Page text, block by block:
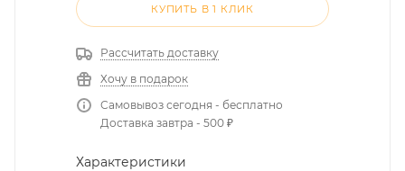
КУПИТЬ В 1 КЛИК
Рассчитать доставку
Хочу в подарок
Самовывоз сегодня - бесплатно
Доставка завтра - 500 ₽
Характеристики